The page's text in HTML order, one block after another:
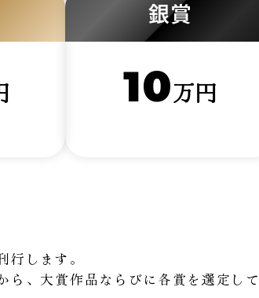
銀賞
10万円
行します。
、大賞作品ならびに各賞を選定して